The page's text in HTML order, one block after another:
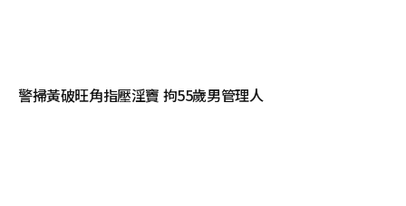
警掃黃破旺角指壓淫竇 拘55歲男管理人